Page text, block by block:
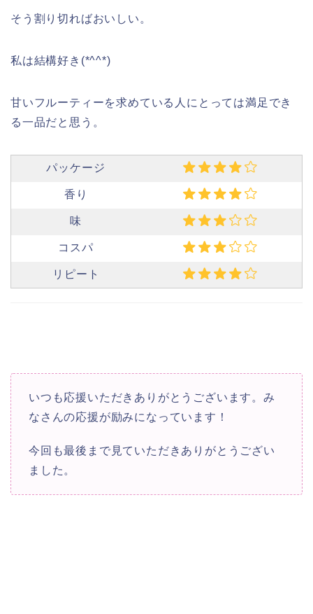
そう割り切ればおいしい。
私は結構好き(*^^*)
甘いフルーティーを求めている人にとっては満足でき
る一品だと思う。
パッケージ
香り
味
コスパ
リピート
いつも応援いただきありがとうございます。み
なさんの応援が励みになっています！
今回も最後まで見ていただきありがとうござい
ました。